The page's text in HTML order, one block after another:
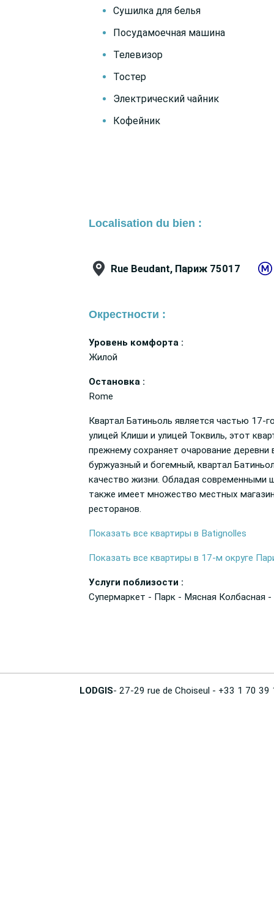
Сушилка для белья
Посудамоечная машина
Телевизор
Тостер
Электрический чайник
Кофейник
Localisation du bien :
Rue Beudant, Париж 75017
Окрестности :
Уровень комфорта :
Жилой
Остановка :
Rome
Квартал Батиньоль является частью 17-
улицей Клиши и улицей Токвиль, этот
прежнему сохраняет очарование
буржуазный и богемный, квартал
качество жизни. Обладая современными
также имеет множество местных
ресторанов.
Показать все квартиры в Batignolles
Показать все квартиры в 17-м округе
Услуги поблизости :
Супермаркет - Парк - Мясная Колбасная -
LODGIS- 27-29 rue de Choiseul - +33 1 70 39